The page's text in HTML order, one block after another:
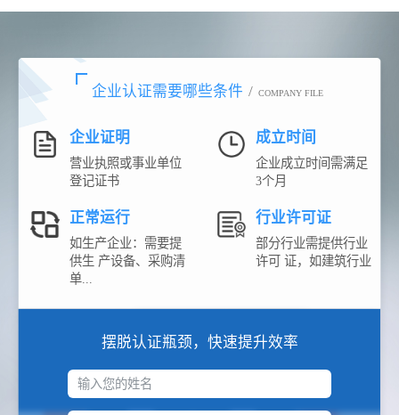
企业认证需要哪些条件 / COMPANY FILE
企业证明
营业执照或事业单位
登记证书
成立时间
企业成立时间需满足
3个月
正常运行
如生产企业：需要提
供生 产设备、采购清
单...
行业许可证
部分行业需提供行业
许可 证，如建筑行业
摆脱认证瓶颈，快速提升效率
输入您的姓名